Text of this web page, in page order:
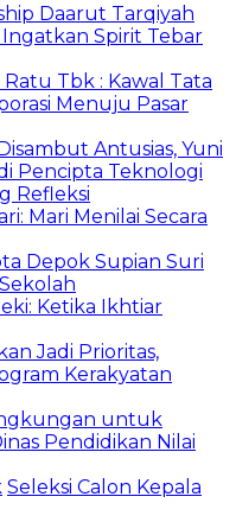
Daarut Tarqiyah
Spirit Tebar
Tbk : Kawal Tata
Menuju Pasar
Antusias, Yuni
Pencipta Teknologi
Refleksi
Mari Menilai Secara
Depok Supian Suri
Ketika Ikhtiar
Jadi Prioritas,
Kerakyatan
untuk
Pendidikan Nilai
Seleksi Calon Kepala